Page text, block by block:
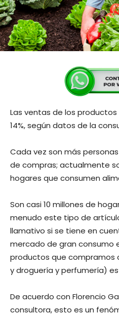
Las ventas de los
14%, según datos de la
Cada vez son más
de compras; actualmente
hogares que consumen
Son casi 10 millones de
menudo este tipo de
llamativo si se tiene en
mercado de gran consumo
productos que compramos
y droguería y perfumería)
De acuerdo con Florencio
consultora, esto es un